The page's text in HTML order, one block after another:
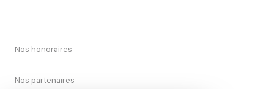
Nos honoraires
Nos partenaires